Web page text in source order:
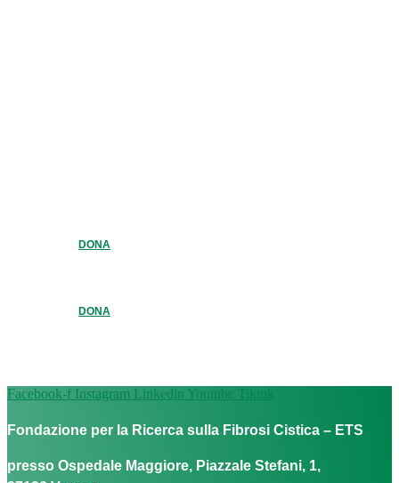
DONA
DONA
Facebook-f Instagram Linkedin Youtube Tiktok
Fondazione per la Ricerca sulla Fibrosi Cistica – ETS
presso Ospedale Maggiore, Piazzale Stefani, 1,